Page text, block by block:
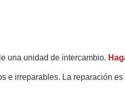
una unidad de intercambio.
e irreparables. La reparación